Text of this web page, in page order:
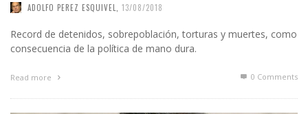
ADOLFO PEREZ ESQUIVEL 13/08/2018
Record de detenidos, sobrepoblación, torturas y muertes, como
consecuencia de la política de mano dura.
Read more 0 Comments